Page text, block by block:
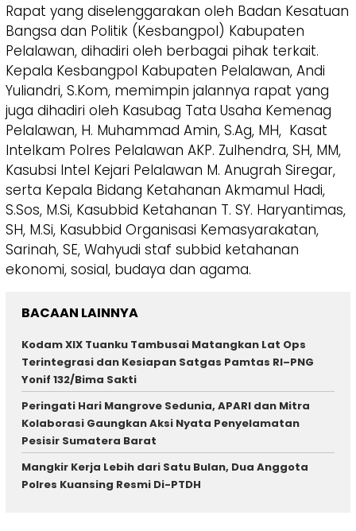
Rapat yang diselenggarakan oleh Badan Kesatuan
Bangsa dan Politik (Kesbangpol) Kabupaten
Pelalawan, dihadiri oleh berbagai pihak terkait.
Kepala Kesbangpol Kabupaten Pelalawan, Andi
Yuliandri, S.Kom, memimpin jalannya rapat yang
juga dihadiri oleh Kasubag Tata Usaha Kemenag
Pelalawan, H. Muhammad Amin, S.Ag, MH, Kasat
Intelkam Polres Pelalawan AKP. Zulhendra, SH, MM,
Kasubsi Intel Kejari Pelalawan M. Anugrah Siregar,
serta Kepala Bidang Ketahanan Akmamul Hadi,
S.Sos, M.Si, Kasubbid Ketahanan T. SY. Haryantimas,
SH, M.Si, Kasubbid Organisasi Kemasyarakatan,
Sarinah, SE, Wahyudi staf subbid ketahanan
ekonomi, sosial, budaya dan agama.
BACAAN LAINNYA
Kodam XIX Tuanku Tambusai Matangkan Lat Ops
Terintegrasi dan Kesiapan Satgas Pamtas RI–PNG
Yonif 132/Bima Sakti
Peringati Hari Mangrove Sedunia, APARI dan Mitra
Kolaborasi Gaungkan Aksi Nyata Penyelamatan
Pesisir Sumatera Barat
Mangkir Kerja Lebih dari Satu Bulan, Dua Anggota
Polres Kuansing Resmi Di-PTDH